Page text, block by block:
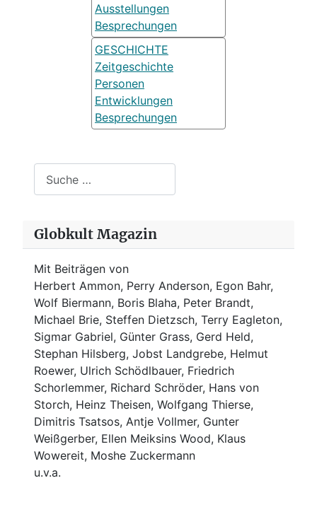
Ausstellungen
Besprechungen
GESCHICHTE
Zeitgeschichte
Personen
Entwicklungen
Besprechungen
Globkult Magazin
Mit Beiträgen von
Herbert Ammon, Perry Anderson, Egon Bahr,
Wolf Biermann, Boris Blaha, Peter Brandt,
Michael Brie, Steffen Dietzsch, Terry Eagleton,
Sigmar Gabriel, Günter Grass, Gerd Held,
Stephan Hilsberg, Jobst Landgrebe, Helmut
Roewer, Ulrich Schödlbauer, Friedrich
Schorlemmer, Richard Schröder, Hans von
Storch, Heinz Theisen, Wolfgang Thierse,
Dimitris Tsatsos, Antje Vollmer, Gunter
Weißgerber, Ellen Meiksins Wood, Klaus
Wowereit, Moshe Zuckermann
u.v.a.